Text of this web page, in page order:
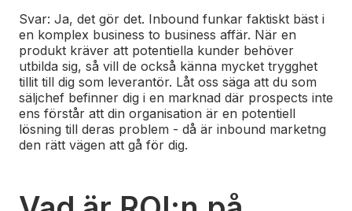
Svar: Ja, det gör det. Inbound funkar faktiskt bäst i
en komplex business to business affär. När en
produkt kräver att potentiella kunder behöver
utbilda sig, så vill de också känna mycket trygghet
tillit till dig som leverantör. Låt oss säga att du som
säljchef befinner dig i en marknad där prospects inte
ens förstår att din organisation är en potentiell
lösning till deras problem - då är inbound marketng
den rätt vägen att gå för dig.